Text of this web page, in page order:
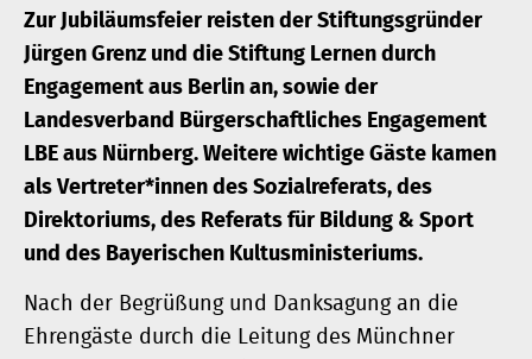
Zur Jubiläumsfeier reisten der Stiftungsgründer
Jürgen Grenz und die Stiftung Lernen durch
Engagement aus Berlin an, sowie der
Landesverband Bürgerschaftliches Engagement
LBE aus Nürnberg. Weitere wichtige Gäste kamen
als Vertreter*innen des Sozialreferats, des
Direktoriums, des Referats für Bildung & Sport
und des Bayerischen Kultusministeriums.
Nach der Begrüßung und Danksagung an die
Ehrengäste durch die Leitung des Münchner